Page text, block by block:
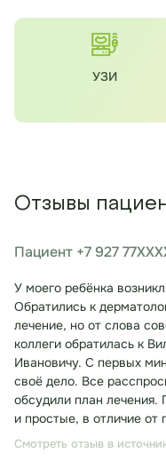
УЗИ
Отзывы
Пациент +7 927
У моего ребёнка
Обратились к
лечение, но от слова
коллеги обратилась к
Ивановичу. С первых
своё дело. Все
обсудили план
и простые, в отличие
лечиться. Консультация
Смотреть отзыв в